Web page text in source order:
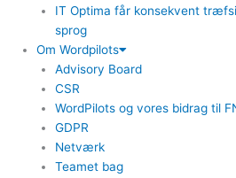
IT Optima får konsekvent
sprog
Om Wordpilots
Advisory Board
CSR
WordPilots og vores bidrag til
GDPR
Netværk
Teamet bag